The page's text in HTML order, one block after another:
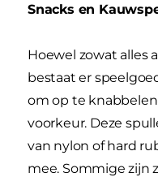
Snacks en
Hoewel zowat alles
bestaat er
om op te
voorkeur. Deze
van nylon of hard
mee. Sommige zijn